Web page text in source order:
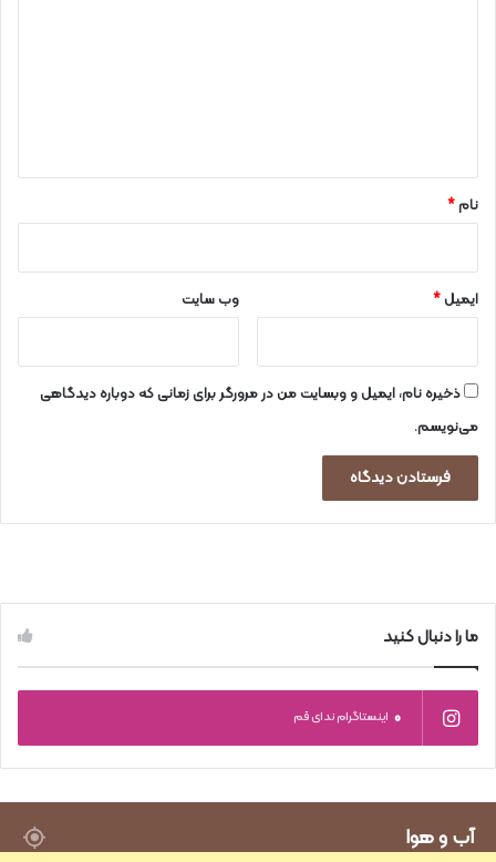
نام*
ایمیل* وب‌ سایت
ذخیره نام، ایمیل و وبسایت من در مرورگر برای زمانی که دوباره دیدگاهی
می‌نویسم.
ما را دنبال کنید
0 اینستاگرام ندای قم
آب و هوا